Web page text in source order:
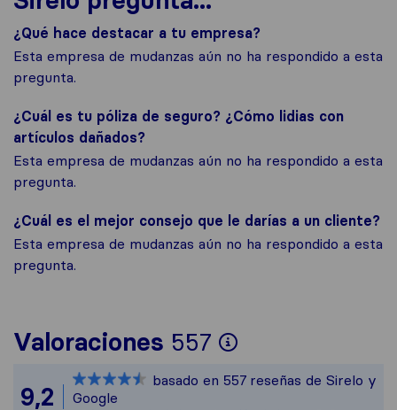
¿Qué hace destacar a tu empresa?
Esta empresa de mudanzas aún no ha respondido a esta
pregunta.
¿Cuál es tu póliza de seguro? ¿Cómo lidias con
artículos dañados?
Esta empresa de mudanzas aún no ha respondido a esta
pregunta.
¿Cuál es el mejor consejo que le darías a un cliente?
Esta empresa de mudanzas aún no ha respondido a esta
pregunta.
Valoraciones 557
Para ofrecerte
Todas las
9,2
basado en 557 reseñas de Sirelo y
Google